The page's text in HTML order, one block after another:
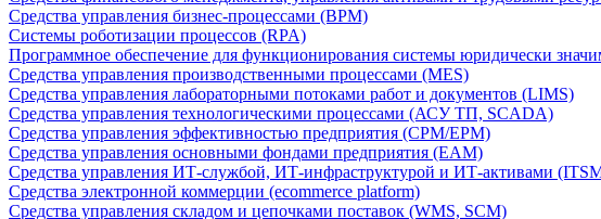
Средства управления бизнес-процессами (BPM)
Системы роботизации процессов (RPA)
Программное обеспечение для функционирования системы юридически
Средства управления производственными процессами (MES)
Средства управления лабораторными потоками работ и документов (LIMS)
Средства управления технологическими процессами (АСУ ТП, SCADA)
Средства управления эффективностью предприятия (CPM/EPM)
Средства управления основными фондами предприятия (EAM)
Средства управления ИТ-службой, ИТ-инфраструктурой и ИТ-активами
Средства электронной коммерции (ecommerce platform)
Средства управления складом и цепочками поставок (WMS, SCM)